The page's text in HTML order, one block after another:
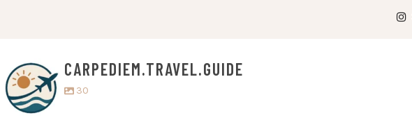
CARPEDIEM.TRAVEL.GUIDE
30